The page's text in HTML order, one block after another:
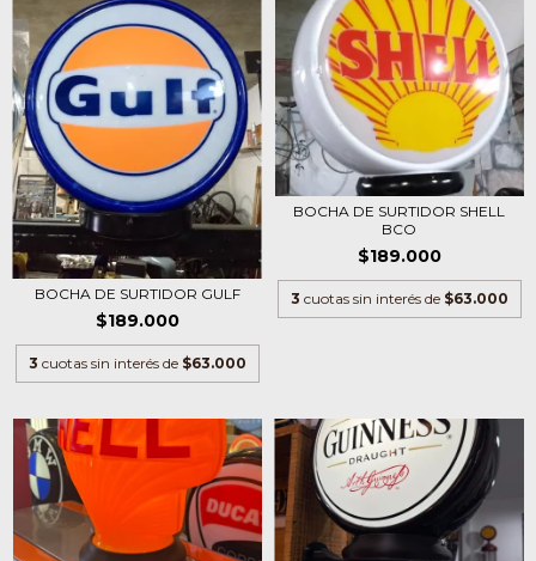
BOCHA DE SURTIDOR GULF
$189.000
3 cuotas sin interés de $63.000
BOCHA DE SURTIDOR SHELL
BCO
$189.000
3 cuotas sin interés de $63.000